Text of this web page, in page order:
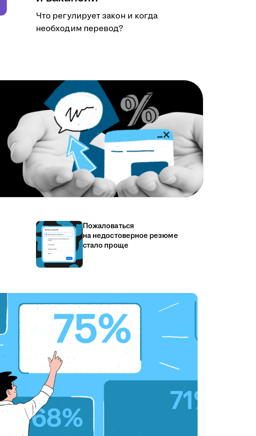
Что регулирует закон и когда
необходим перевод?
Пожаловаться
на недостоверное резюме
стало проще